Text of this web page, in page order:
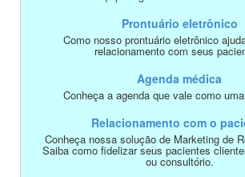
Prontuário eletrônico
Como nosso prontuário eletrônico
relacionamento com seus
Agenda médica
Conheça a agenda que vale como
Relacionamento com o
Conheça nossa solução de Marketing de
Saiba como fidelizar seus pacientes
ou consultório.